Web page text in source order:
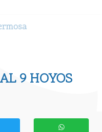
9 HOYOS